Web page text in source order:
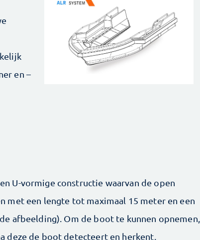
en –
U-vormige constructie waarvan de open
een lengte tot maximaal 15 meter en een
afbeelding). Om de boot te kunnen opnemen,
deze de boot detecteert en herkent.